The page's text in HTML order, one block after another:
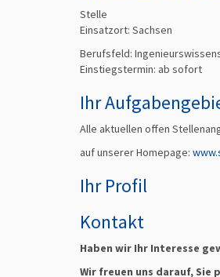
Stelle
Einsatzort: Sachsen
Berufsfeld:
Einstiegstermin: ab sofort
Ihr
Alle aktuellen offen
auf unserer Homepage:
Ihr Profil
Kontakt
Haben wir Ihr Interesse
Wir freuen uns darauf, Sie